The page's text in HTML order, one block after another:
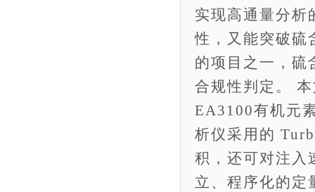
实现高通量分
性，又能突破硫
的项目之一，硫
合规性判定。
EA3100有机元
析仪采用的
积，还可对注入
立、程序化的定